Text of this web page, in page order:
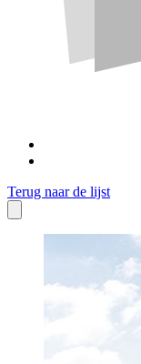
Terug naar de lijst